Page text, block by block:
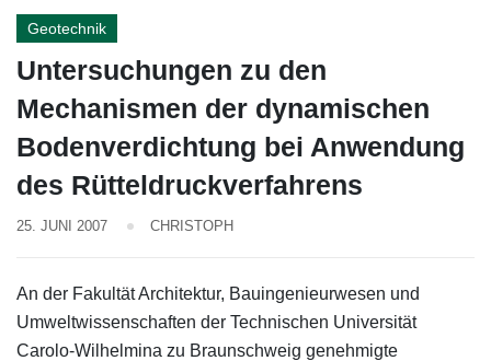
Geotechnik
Untersuchungen zu den
Mechanismen der dynamischen
Bodenverdichtung bei Anwendung
des Rütteldruckverfahrens
25. JUNI 2007 CHRISTOPH
An der Fakultät Architektur, Bauingenieurwesen und
Umweltwissenschaften der Technischen Universität
Carolo-Wilhelmina zu Braunschweig genehmigte